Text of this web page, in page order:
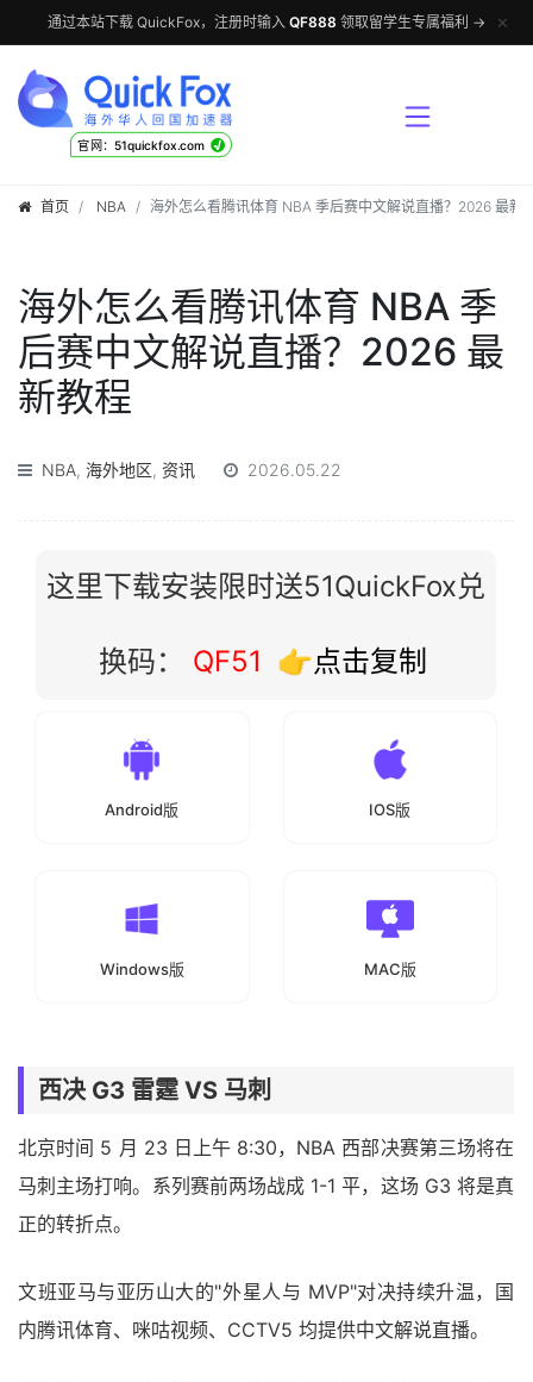
通过本站下载 QuickFox，注册时输入 QF888 领取留学生专属福利 → ✕
官网：51quickfox.com √
首页 NBA 海外怎么看腾讯体育 NBA 季后赛中文解说直播？2026 最新
海外怎么看腾讯体育 NBA 季
后赛中文解说直播？2026 最
新教程
NBA, 海外地区, 资讯 2026.05.22
这里下载安装限时送51QuickFox兑
换码： QF51 👉点击复制
Android版 IOS版
Windows版 MAC版
西决 G3 雷霆 VS 马刺
北京时间 5 月 23 日上午 8:30，NBA 西部决赛第三场将在
马刺主场打响。系列赛前两场战成 1-1 平，这场 G3 将是真
正的转折点。
文班亚马与亚历山大的"外星人与 MVP"对决持续升温，国
内腾讯体育、咪咕视频、CCTV5 均提供中文解说直播。